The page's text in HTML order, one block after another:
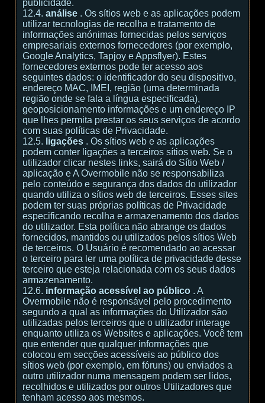
publicidade.
12.4. análise . Os sítios web e as aplicações podem
utilizar tecnologias de recolha e tratamento de
informações anónimas fornecidas pelos serviços
empresariais externos fornecedores (por exemplo,
Google Analytics, Tapjoy e Appsflyer). Estes
fornecedores externos pode ter acesso aos
seguintes dados: o identificador do seu dispositivo,
endereço MAC, IMEI, região (uma determinada
região onde se fala a língua especificada),
geoposicionamento informações e um endereço IP
que lhes permita prestar os seus serviços de acordo
com suas políticas de Privacidade.
12.5. ligações . Os sítios web e as aplicações
podem conter ligações a terceiros sítios web. Se o
utilizador clicar nestes links, sairá do Sítio Web /
aplicação e A Overmobile não se responsabiliza
pelo conteúdo e segurança dos dados do utilizador
quando utiliza o sítios web de terceiros. Esses sites
podem ter suas próprias políticas de Privacidade
especificando recolha e armazenamento dos dados
do utilizador. Esta política não abrange os dados
fornecidos, mantidos ou utilizados pelos sítios Web
de terceiros. O Usuário é recomendado ao acessar
o terceiro para ler uma política de privacidade desse
terceiro que esteja relacionada com os seus dados
armazenamento.
12.6. informação acessível ao público . A
Overmobile não é responsável pelo procedimento
segundo a qual as informações do Utilizador são
utilizadas pelos terceiros que o utilizador interage
enquanto utiliza os Websites e aplicações. Você tem
que entender que qualquer informações que
colocou em secções acessíveis ao público dos
sítios web (por exemplo, em fóruns) ou enviados a
outro utilizador numa mensagem podem ser lidos,
recolhidos e utilizados por outros Utilizadores que
tenham acesso aos mesmos.